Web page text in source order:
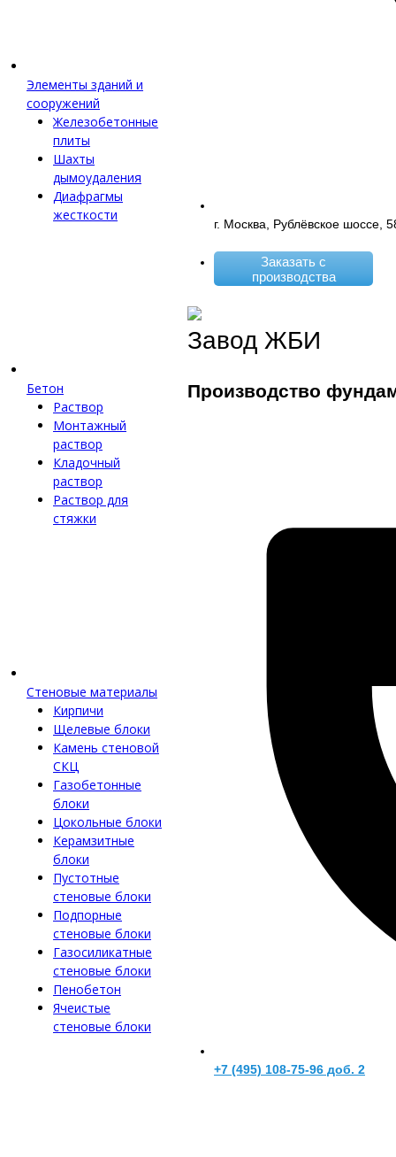
Элементы зданий и
сооружений
Железобетонные
плиты
Шахты
дымоудаления
Диафрагмы
жесткости
Бетон
Раствор
Монтажный
раствор
Кладочный
раствор
Раствор для
стяжки
Стеновые материалы
Кирпичи
Щелевые блоки
Камень стеновой
СКЦ
Газобетонные
блоки
Цокольные блоки
Керамзитные
блоки
Пустотные
стеновые блоки
Подпорные
стеновые блоки
Газосиликатные
стеновые блоки
Пенобетон
Ячеистые
стеновые блоки
г. Москва, Рублёвское шоссе,
Заказать с
производства
Завод ЖБИ
Производство
+7 (495) 108-75-96 доб. 2